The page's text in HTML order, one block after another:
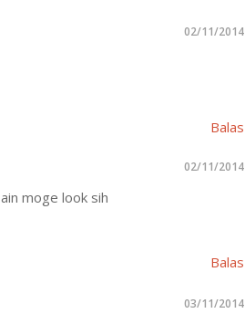
02/11/2014
Balas
02/11/2014
moge look sih
Balas
03/11/2014